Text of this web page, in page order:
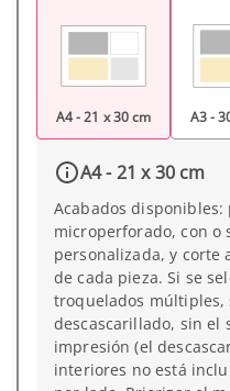
A4 - 21 x 30 cm A3 -
A4 - 21 x 30 cm
Acabados
microperforado, con o
personalizada, y corte
de cada pieza. Si se
troquelados múltiples,
descascarillado, sin el
impresión (el
interiores no está